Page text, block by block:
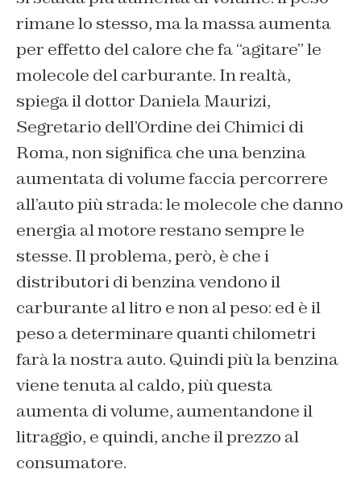
rimane lo stesso, ma la massa aumenta
per effetto del calore che fa “agitare” le
molecole del carburante. In realtà,
spiega il dottor Daniela Maurizi,
Segretario dell’Ordine dei Chimici di
Roma, non significa che una benzina
aumentata di volume faccia percorrere
all’auto più strada: le molecole che danno
energia al motore restano sempre le
stesse. Il problema, però, è che i
distributori di benzina vendono il
carburante al litro e non al peso: ed è il
peso a determinare quanti chilometri
farà la nostra auto. Quindi più la benzina
viene tenuta al caldo, più questa
aumenta di volume, aumentandone il
litraggio, e quindi, anche il prezzo al
consumatore.